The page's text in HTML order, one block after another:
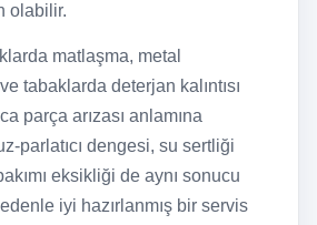
olabilir.
matlaşma, metal
tabaklarda deterjan kalıntısı
parça arızası anlamına
parlatıcı dengesi, su sertliği
eksikliği de aynı sonucu
iyi hazırlanmış bir servis